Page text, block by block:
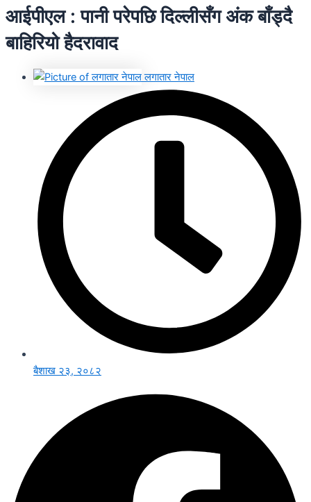
आईपीएल : पानी परेपछि दिल्लीसँग अंक बाँड्दै
बाहिरियो हैदरावाद
लगातार नेपाल
बैशाख २३, २०८२